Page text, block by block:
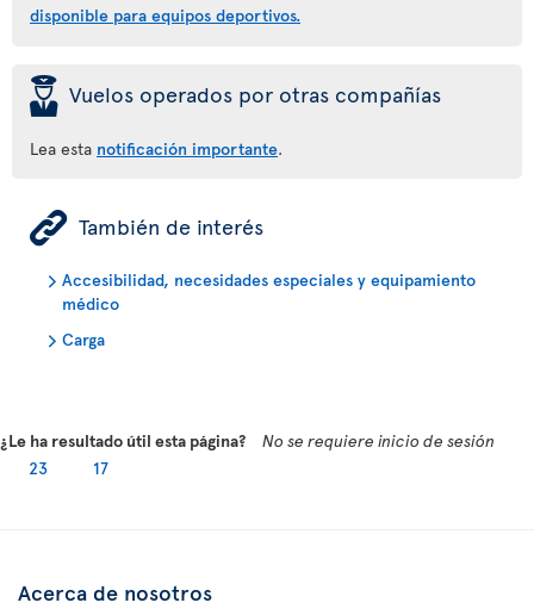
disponible para equipos deportivos.
þ Vuelos operados por otras compañías
Lea esta notificación importante.
ÿ También de interés
Accesibilidad, necesidades especiales y equipamiento
médico
Carga
¿Le ha resultado útil esta página?
No se requiere inicio de sesión
23
17
Acerca de nosotros